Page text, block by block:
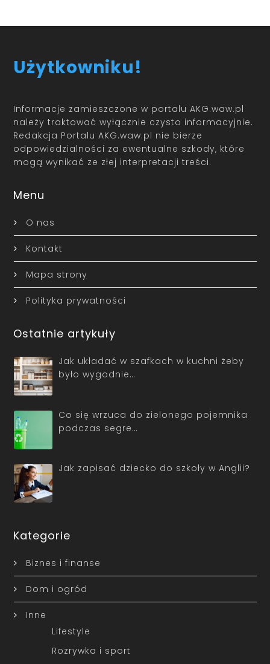
Użytkowniku!
Informacje zamieszczone w portalu AKG.waw.pl
należy traktować wyłącznie czysto informacyjnie.
Redakcja Portalu AKG.waw.pl nie bierze
odpowiedzialności za ewentualne szkody, które
mogą wynikać ze złej interpretacji treści.
Menu
O nas
Kontakt
Mapa strony
Polityka prywatności
Ostatnie artykuły
Jak układać w szafkach w kuchni żeby
było wygodnie…
Co się wrzuca do zielonego pojemnika
podczas segre…
Jak zapisać dziecko do szkoły w Anglii?
Kategorie
Biznes i finanse
Dom i ogród
Inne
Lifestyle
Rozrywka i sport